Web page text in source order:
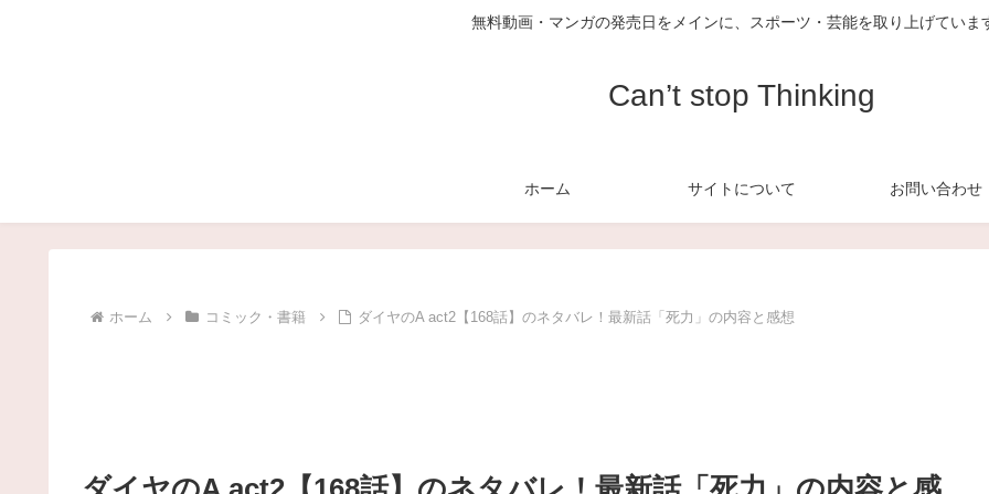
無料動画・マンガの発売日をメインに、スポーツ・芸能を取り上げていま
Can’t stop Thinking
ホーム サイトについて お問い合わせ
ホーム コミック・書籍 ダイヤのA act2【168話】のネタバレ！最新話「死力」の内容と感想